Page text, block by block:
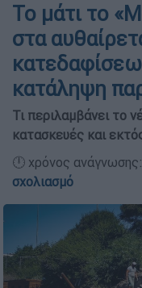
Το μάτι το
στα
κατάληψη
Τι περιλαμβάνει το
κατασκευές και
🕛 χρόνος
σχολιασμό